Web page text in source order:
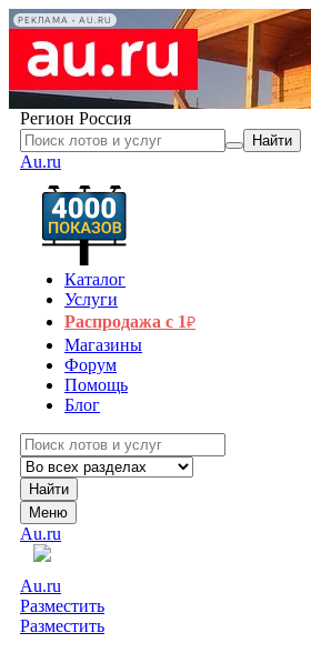
РЕКЛАМА • AU.RU
Регион Россия
Найти
Au.ru
Каталог
Услуги
Распродажа с 1₽
Магазины
Форум
Помощь
Блог
Найти
Меню
Au.ru
Au.ru
Разместить
Разместить